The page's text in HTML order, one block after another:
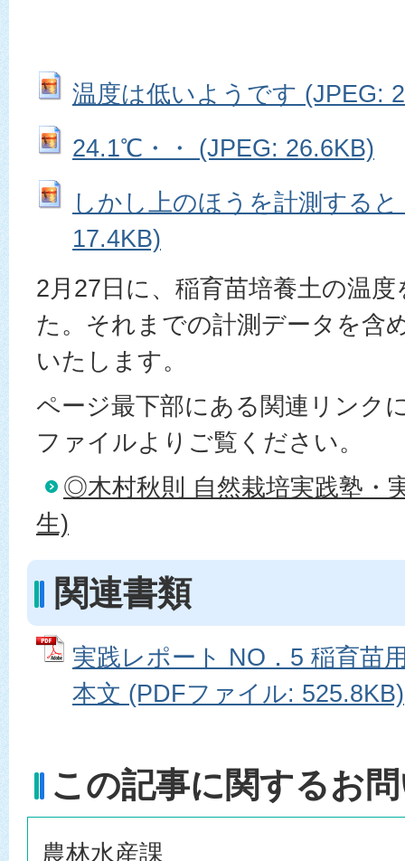
温度は低いようです (JPEG:
24.1℃・・ (JPEG: 26.6KB)
しかし上のほうを計測する
17.4KB)
2月27日に、稲育苗培養土の温
た。それまでの計測データを含
いたします。
ページ最下部にある関連リンク
ファイルよりご覧ください。
◎木村秋則 自然栽培実践塾・
生)
関連書類
実践レポート NO．5 稲育苗
本文 (PDFファイル: 525.8KB)
この記事に関するお
農林水産課